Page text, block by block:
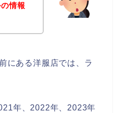
情報
にある洋服店では、ラ
年、2022年、2023年